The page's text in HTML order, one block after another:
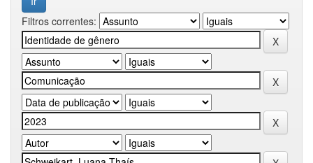
Filtros correntes: